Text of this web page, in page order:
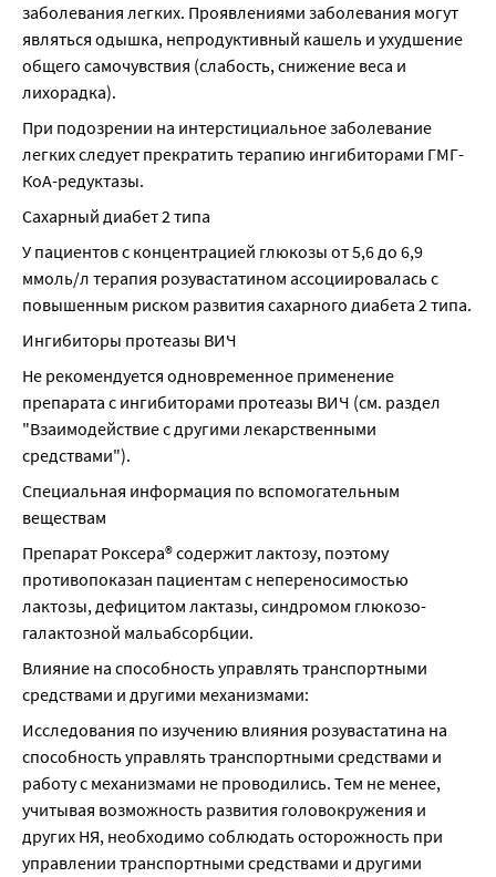
заболевания легких. Проявлениями заболевания могут
являться одышка, непродуктивный кашель и ухудшение
общего самочувствия (слабость, снижение веса и
лихорадка).
При подозрении на интерстициальное заболевание
легких следует прекратить терапию ингибиторами ГМГ-
КоА-редуктазы.
Сахарный диабет 2 типа
У пациентов с концентрацией глюкозы от 5,6 до 6,9
ммоль/л терапия розувастатином ассоциировалась с
повышенным риском развития сахарного диабета 2 типа.
Ингибиторы протеазы ВИЧ
Не рекомендуется одновременное применение
препарата с ингибиторами протеазы ВИЧ (см. раздел
"Взаимодействие с другими лекарственными
средствами").
Специальная информация по вспомогательным
веществам
Препарат Роксера® содержит лактозу, поэтому
противопоказан пациентам с непереносимостью
лактозы, дефицитом лактазы, синдромом глюкозо-
галактозной мальабсорбции.
Влияние на способность управлять транспортными
средствами и другими механизмами:
Исследования по изучению влияния розувастатина на
способность управлять транспортными средствами и
работу с механизмами не проводились. Тем не менее,
учитывая возможность развития головокружения и
других НЯ, необходимо соблюдать осторожность при
управлении транспортными средствами и другими